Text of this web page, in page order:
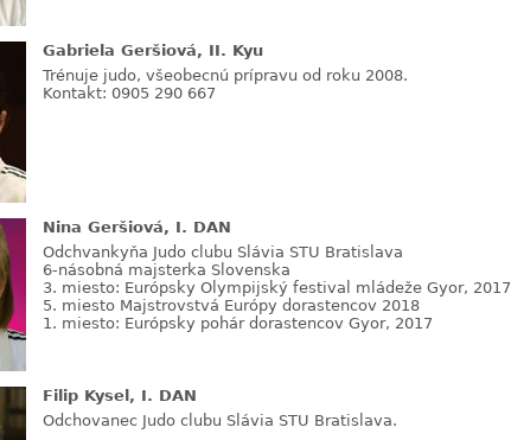
Gabriela Geršiová, II. Kyu
Trénuje judo, všeobecnú prípravu od roku 2008.
Kontakt: 0905 290 667
Nina Geršiová, I. DAN
Odchvankyňa Judo clubu Slávia STU Bratislava
6-násobná majsterka Slovenska
3. miesto: Európsky Olympijský festival mládeže Gyor, 2017
5. miesto Majstrovstvá Európy dorastencov 2018
1. miesto: Európsky pohár dorastencov Gyor, 2017
Filip Kysel, I. DAN
Odchovanec Judo clubu Slávia STU Bratislava.